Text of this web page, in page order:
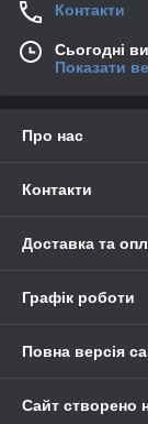
Контакти
Сьогодні
Показати
Про нас
Контакти
Доставка та
Графік роботи
Повна версія
Сайт створено